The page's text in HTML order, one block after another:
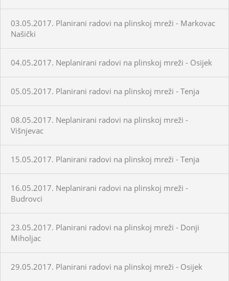
03.05.2017. Planirani radovi na plinskoj mreži - Markovac
Našički
04.05.2017. Neplanirani radovi na plinskoj mreži - Osijek
05.05.2017. Planirani radovi na plinskoj mreži - Tenja
08.05.2017. Neplanirani radovi na plinskoj mreži -
Višnjevac
15.05.2017. Planirani radovi na plinskoj mreži - Tenja
16.05.2017. Neplanirani radovi na plinskoj mreži -
Budrovci
23.05.2017. Planirani radovi na plinskoj mreži - Donji
Miholjac
29.05.2017. Planirani radovi na plinskoj mreži - Osijek